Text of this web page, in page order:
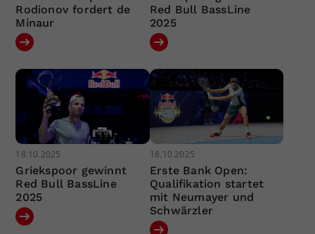
Rodionov fordert de
Minaur
Red Bull BassLine
2025
18.10.2025
Griekspoor gewinnt
Red Bull BassLine
2025
18.10.2025
Erste Bank Open:
Qualifikation startet
mit Neumayer und
Schwärzler